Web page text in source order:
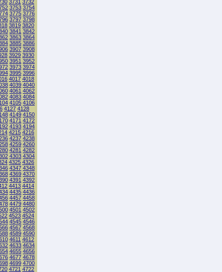
3731 3732
3753 3754
3775 3776
3797 3798
3819 3820
3841 3842
3863 3864
3885 3886
3907 3908
3929 3930
3951 3952
3973 3974
3995 3996
4017 4018
4039 4040
4061 4062
4083 4084
4105 4106
4127 4128
4149 4150
4171 4172
4193 4194
4215 4216
4237 4238
4259 4260
4281 4282
4303 4304
4325 4326
4347 4348
4369 4370
4391 4392
4413 4414
4435 4436
4457 4458
4479 4480
4501 4502
4523 4524
4545 4546
4567 4568
4589 4590
4611 4612
4633 4634
4655 4656
4677 4678
4699 4700
4721 4722